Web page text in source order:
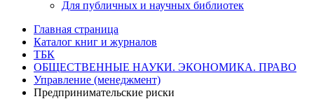
Для публичных и научных библиотек
Главная страница
Каталог книг и журналов
ТБК
ОБЩЕСТВЕННЫЕ НАУКИ. ЭКОНОМИКА. ПРАВО
Управление (менеджмент)
Предпринимательские риски